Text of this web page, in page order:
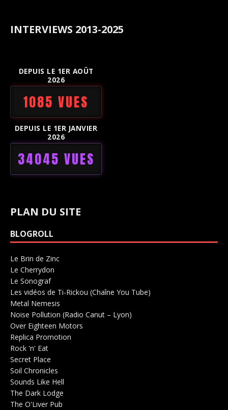
INTERVIEWS 2013-2025
DEPUIS LE 1ER AOÛT
2026
1085 VUES
DEPUIS LE 1ER JANVIER
2026
34045 VUES
PLAN DU SITE
BLOGROLL
Le Brin de Zinc
Le Cherrydon
Le SonografSalle de concerts 0
Les vidéos de Ti-Rickou (Chaîne You Tube)
Metal Nemesis
Noise Pollution (Radio Canut – Lyon)
Over Eighteen Motors
Replica Promotion
Rock 'n' Eat
Secret Place
Soil Chronicles
Sounds Like Hell
The Dark Lodge
The O'Liver Pub